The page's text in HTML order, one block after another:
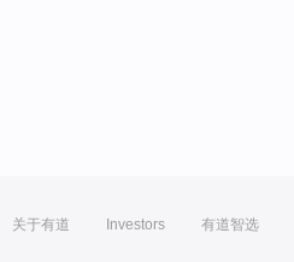
关于有道 Investors 有道智选